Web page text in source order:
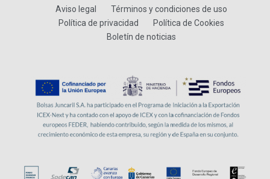
Aviso legal
Términos y condiciones de uso
Política de privacidad
Política de Cookies
Boletín de noticias